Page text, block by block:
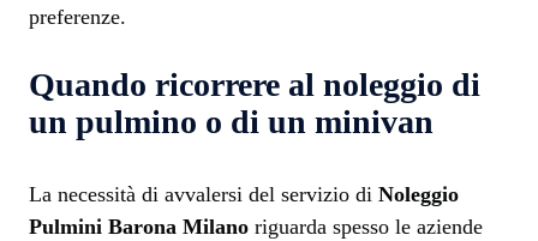
preferenze.
Quando ricorrere al noleggio di
un pulmino o di un minivan
La necessità di avvalersi del servizio di Noleggio
Pulmini Barona Milano riguarda spesso le aziende